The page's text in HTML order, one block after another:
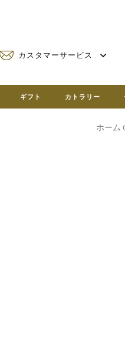
カスタマーサービス
ギフト カトラリー
ホーム